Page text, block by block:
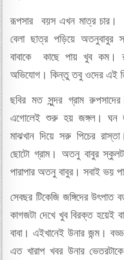
রূপসার বয়স এখন মাত্র চার।
বেলা ছাত্র পড়িয়ে
বাবাকে কাছে পায় খুব কম।
অভিযোগ। কিন্তু তবু ওদের এই
ছবির মত সুন্দর গ্রাম
এগোলেই শুরু হয় জঙ্গল। ঘন
মাঝখান দিয়ে সরু পিচের
ছোটো গ্রাম। অতনু বাবুর
পারাপার অতনু বাবুর। সবাই ভয়
সেবছর টিকেজি জঙ্গিদের উৎপাত
কাগজটা দেখে খুব বিরক্ত হয়েই
বাবা। এইখানেই উনার জন্ম।
এত খারাপ খবর উনার